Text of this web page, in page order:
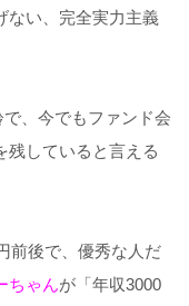
ない、完全実力主義
、今でもファンド会
残していると言える
前後で、優秀な人だ
ちゃんが「年収3000